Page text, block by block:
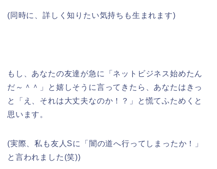
(同時に、詳しく知りたい気持ちも生まれます)
もし、あなたの友達が急に「ネットビジネス始めたん
だ～＾＾」と嬉しそうに言ってきたら、あなたはきっ
と「え、それは大丈夫なのか！？」と慌てふためくと
思います。
(実際、私も友人Sに「闇の道へ行ってしまったか！」
と言われました(笑))